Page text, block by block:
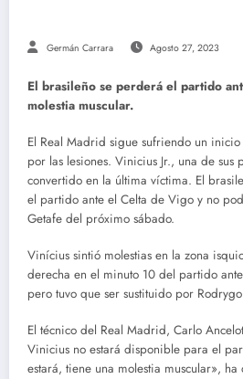
Germán Carrara Agosto 27, 2023
El brasileño se perderá el partido
molestia muscular.
El Real Madrid sigue sufriendo un inicio
por las lesiones. Vinicius Jr., una de sus
convertido en la última víctima. El
el partido ante el Celta de Vigo y no
Getafe del próximo sábado.
Vinícius sintió molestias en la zona
derecha en el minuto 10 del partido
pero tuvo que ser sustituido por
El técnico del Real Madrid, Carlo
Vinicius no estará disponible para el
estará, tiene una molestia muscular»,